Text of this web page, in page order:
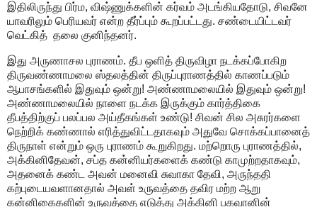
இதிலிருந்து பிர்ம, விஷ்ணுக்களின் கர்வம் அடங்கியதோடு, சிவனே
யாவரிலும் பெரியவர் என்ற தீர்ப்பும் கூறப்பட்டது. சண்டையிட்டவர்
வெட்கித் தலை குனிந்தனர்.
இது அருணாசல புராணம். தீப ஒளித் திருவிழா நடக்கப்போகிற
திருவண்ணாமலை ஸ்தலத்தின் திருப்புராணத்தில் காணப்படும்
ஆபாசங்களில் இதுவும் ஒன்று! அண்ணாமலையில் இதுவும் ஒன்று!
அண்ணாமலையில் நாளை நடக்க இருக்கும் கார்த்திகை
தீபத்திற்குப் பலப்பல அய்தீகங்கள் உண்டு! சிவன் சில அசுரர்களை
நெற்றிக் கண்ணால் எரித்துவிட்டதாகவும் அதுவே சொக்கப்பானைத்
திருநாள் என்றும் ஒரு புராணம் கூறுகிறது. மற்றொரு புராணத்தில்,
அக்கினிதேவன், சப்த கன்னியர்களைக் கண்டு காமுற்றதாகவும்,
அதனைக் கண்ட அவன் மனைவி சுவாகா தேவி, அருந்ததி
கற்புடையவளானதால் அவள் உருவத்தை தவிர மற்ற ஆறு
கன்னிகைகளின் உருவத்தை எடுத்து அக்கினி பகவானின்